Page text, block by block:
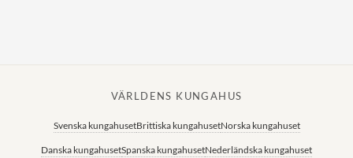
VÄRLDENS KUNGAHUS
Svenska kungahusetBrittiska kungahusetNorska kungahuset
Danska kungahusetSpanska kungahusetNederländska kungahuset